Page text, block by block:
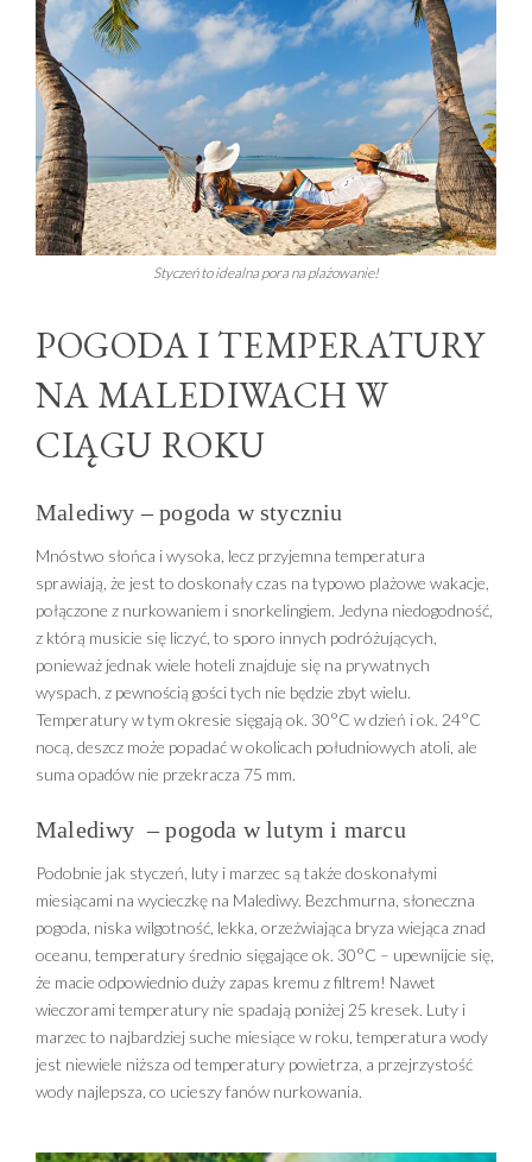
Styczeń to idealna pora na plażowanie!
POGODA I TEMPERATURY
NA MALEDIWACH W
CIĄGU ROKU
Malediwy – pogoda w styczniu
Mnóstwo słońca i wysoka, lecz przyjemna temperatura
sprawiają, że ​​jest to doskonały czas na typowo plażowe wakacje,
połączone z nurkowaniem i snorkelingiem. Jedyna niedogodność,
z którą musicie się liczyć, to sporo innych podróżujących,
ponieważ jednak wiele hoteli znajduje się na prywatnych
wyspach, z pewnością gości tych nie będzie zbyt wielu.
Temperatury w tym okresie sięgają ok. 30°C w dzień i ok. 24°C
nocą, deszcz może popadać w okolicach południowych atoli, ale
suma opadów nie przekracza 75 mm.
Malediwy – pogoda w lutym i marcu
Podobnie jak styczeń, luty i marzec są także doskonałymi
miesiącami na wycieczkę na Malediwy. Bezchmurna, słoneczna
pogoda, niska wilgotność, lekka, orzeźwiająca bryza wiejąca znad
oceanu, temperatury średnio sięgające ok. 30°C – upewnijcie się,
że macie odpowiednio duży zapas kremu z filtrem! Nawet
wieczorami temperatury nie spadają poniżej 25 kresek. Luty i
marzec to najbardziej suche miesiące w roku, temperatura wody
jest niewiele niższa od temperatury powietrza, a przejrzystość
wody najlepsza, co ucieszy fanów nurkowania.